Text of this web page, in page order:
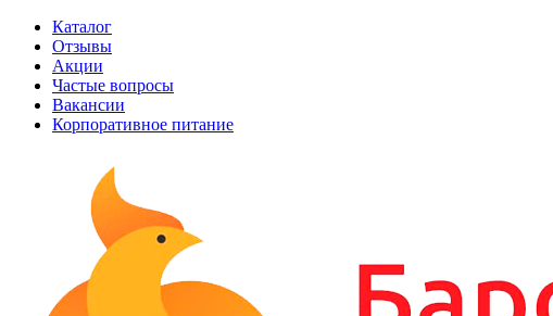
Каталог
Отзывы
Акции
Частые вопросы
Вакансии
Корпоративное питание